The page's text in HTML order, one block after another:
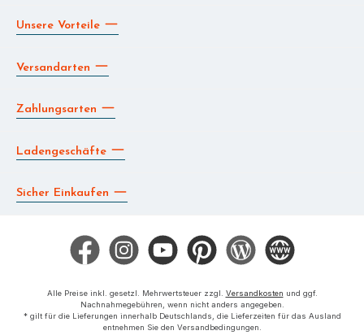
Unsere Vorteile
Versandarten
Zahlungsarten
Ladengeschäfte
Sicher Einkaufen
Facebook Instagram YouTube Pinterest Blog Die BERG App
Alle Preise inkl. gesetzl. Mehrwertsteuer zzgl. Versandkosten und ggf.
Nachnahmegebühren, wenn nicht anders angegeben.
* gilt für die Lieferungen innerhalb Deutschlands, die Lieferzeiten für das Ausland
entnehmen Sie den Versandbedingungen.